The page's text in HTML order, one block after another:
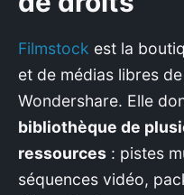
Filmstock est la
et de médias libres
Wondershare. Elle
bibliothèque de
ressources : pistes
séquences vidéo,